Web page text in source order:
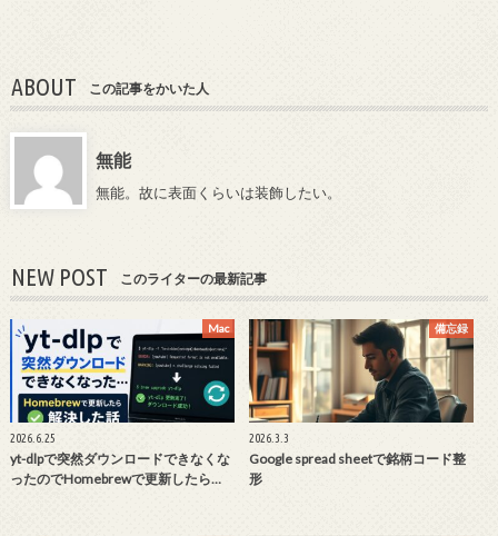
ABOUT この記事をかいた人
無能
無能。故に表面くらいは装飾したい。
NEW POST このライターの最新記事
Mac
2026.6.25
yt-dlpで突然ダウンロードできなくな
ったのでHomebrewで更新したら…
備忘録
2026.3.3
Google spread sheetで銘柄コード整
形